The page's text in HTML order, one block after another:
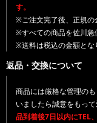
す。
※ご注文完了後、正規の
※すべての商品を佐川急
※送料は税込の金額とな
返品・交換について
商品には厳格な管理の
いましたら誠意をもって
品到着後7日以内にTEL